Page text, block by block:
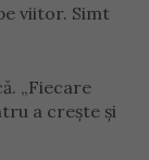
viitor. Simt
„Fiecare
a crește și